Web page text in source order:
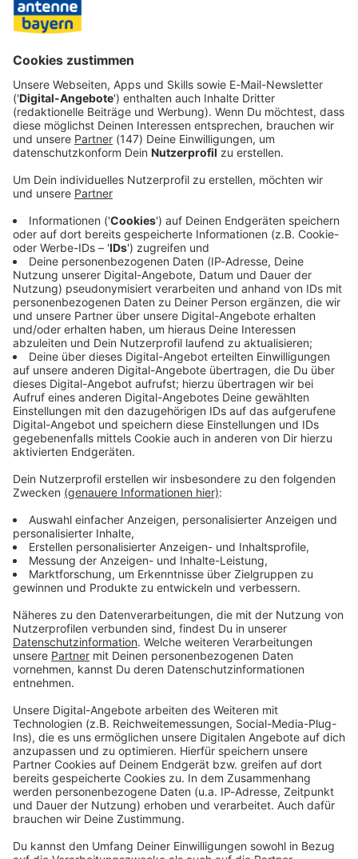
Immer auf dem Laufenden
bleiben!
Verpass' nichts mehr - mit unserem kostenlosen
ANTENNE BAYERN Newsletter. Ob Nachrichten,
Lifestyle oder unsere neuesten Aktionen - wir
informieren dich.
Zum Newsletter anmelden
Du möchtest uns etwas sagen?
Studio Hotline
Kontaktformular
Sprachnachricht